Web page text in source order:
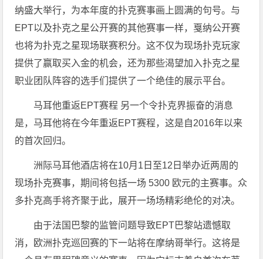
纳盛大举行，为本年度的扑克赛事画上圆满的句号。与
EPT以及扑克之星公开赛的其他赛事一样，戛纳公开赛
也将为扑克之星现场联赛积分。这不仅为现场扑克玩家
提供了赢取买入金的机会，还为那些渴望加入扑克之星
职业团队阵容的选手们提供了一个绝佳的展示平台。
马耳他重返EPT赛程 另一个令扑克界振奋的消息
是，马耳他将在今年重返EPT赛程，这是自2016年以来
的首次回归。
洲际马耳他酒店将在10月1日至12日举办近两周的
现场扑克赛事，期间将包括一场 5300 欧元的主赛事。众
多扑克高手将齐聚于此，展开一场场精彩绝伦的对决。
由于法国巴黎的监管问题导致EPT巴黎站遗憾取
消，欧洲扑克巡回赛的下一站将在摩纳哥举行。这将是